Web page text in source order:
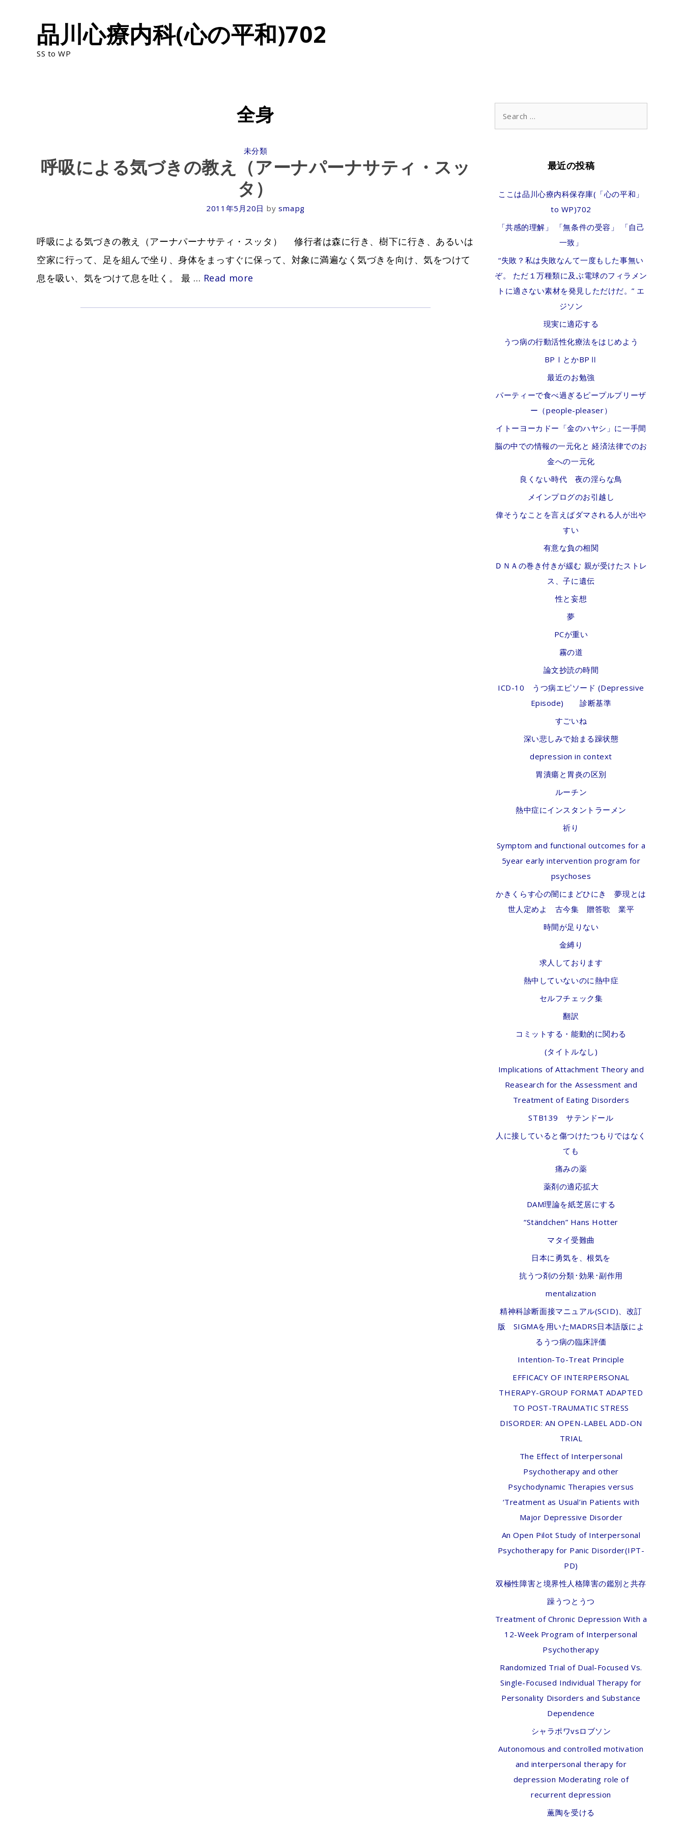
品川心療内科(心の平和)702
SS to WP
全身
CATEGORIES
未分類
呼吸による気づきの教え（アーナパーナサティ・スッ
タ）
2011年5月20日 by smapg
呼吸による気づきの教え（アーナパーナサティ・スッタ） 修行者は森に行き、樹下に行き、あるいは
空家に行って、足を組んで坐り、身体をまっすぐに保って、対象に満遍なく気づきを向け、気をつけて
息を吸い、気をつけて息を吐く。 最 … Read more
最近の投稿
ここは品川心療内科保存庫(「心の平和」
to WP)702
「共感的理解」 「無条件の受容」 「自己
一致」
“失敗？私は失敗なんて一度もした事無い
ぞ。 ただ１万種類に及ぶ電球のフィラメン
トに適さない素材を発見しただけだ。” エ
ジソン
現実に適応する
うつ病の行動活性化療法をはじめよう
BPⅠとかBPⅡ
最近のお勉強
パーティーで食べ過ぎるピープルプリーザ
ー（people-pleaser）
イトーヨーカドー「金のハヤシ」に一手間
脳の中での情報の一元化と 経済法律でのお
金への一元化
良くない時代 夜の淫らな鳥
メインプログのお引越し
偉そうなことを言えばダマされる人が出や
すい
有意な負の相関
ＤＮＡの巻き付きが緩む 親が受けたストレ
ス、子に遺伝
性と妄想
夢
PCが重い
霧の道
論文抄読の時間
ICD-10 うつ病エピソード (Depressive
Episode) 診断基準
すごいね
深い悲しみで始まる躁状態
depression in context
胃潰瘍と胃炎の区別
ルーチン
熱中症にインスタントラーメン
祈り
Symptom and functional outcomes for a
5year early intervention program for
psychoses
かきくらす心の闇にまどひにき 夢現とは
世人定めよ 古今集 贈答歌 業平
時間が足りない
金縛り
求人しております
熱中していないのに熱中症
セルフチェック集
翻訳
コミットする・能動的に関わる
(タイトルなし)
Implications of Attachment Theory and
Reasearch for the Assessment and
Treatment of Eating Disorders
STB139 サテンドール
人に接していると傷つけたつもりではなく
ても
痛みの薬
薬剤の適応拡大
DAM理論を紙芝居にする
“Ständchen” Hans Hotter
マタイ受難曲
日本に勇気を、根気を
抗うつ剤の分類･効果･副作用
mentalization
精神科診断面接マニュアル(SCID)、改訂
版 SIGMAを用いたMADRS日本語版によ
るうつ病の臨床評価
Intention-To-Treat Principle
EFFICACY OF INTERPERSONAL
THERAPY-GROUP FORMAT ADAPTED
TO POST-TRAUMATIC STRESS
DISORDER: AN OPEN-LABEL ADD-ON
TRIAL
The Effect of Interpersonal
Psychotherapy and other
Psychodynamic Therapies versus
‘Treatment as Usual’in Patients with
Major Depressive Disorder
An Open Pilot Study of Interpersonal
Psychotherapy for Panic Disorder(IPT-
PD)
双極性障害と境界性人格障害の鑑別と共存
躁うつとうつ
Treatment of Chronic Depression With a
12-Week Program of Interpersonal
Psychotherapy
Randomized Trial of Dual-Focused Vs.
Single-Focused Individual Therapy for
Personality Disorders and Substance
Dependence
シャラポワvsロブソン
Autonomous and controlled motivation
and interpersonal therapy for
depression Moderating role of
recurrent depression
薫陶を受ける